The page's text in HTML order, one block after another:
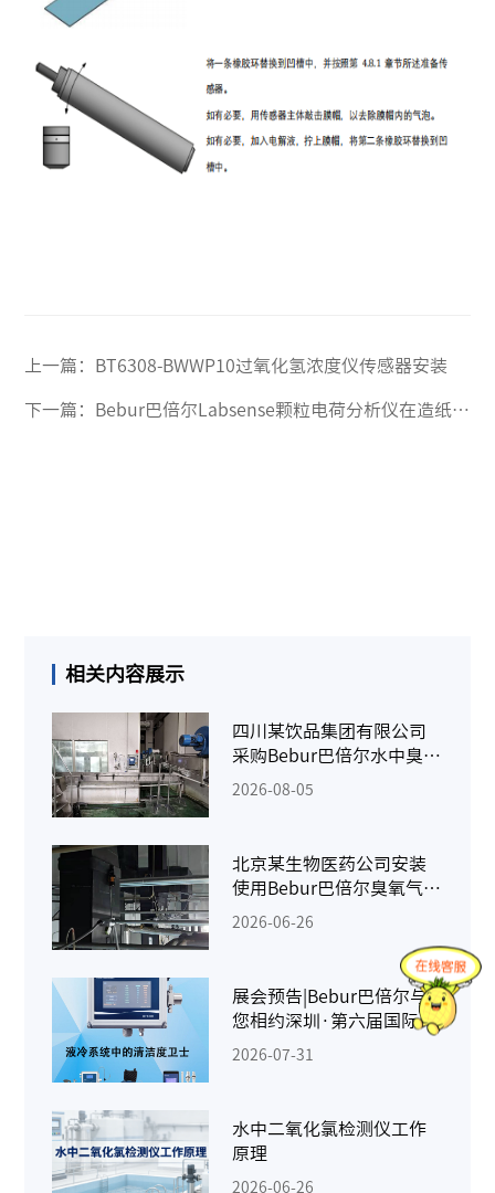
上一篇： BT6308-BWWP10过氧化氢浓度仪传感器安装
下一篇： Bebur巴倍尔Labsense颗粒电荷分析仪在造纸行业的应用
相关内容展示
四川某饮品集团有限公司
采购Bebur巴倍尔水中臭氧
检测仪
2026-08-05
北京某生物医药公司安装
使用Bebur巴倍尔臭氧气体
检测仪
2026-06-26
展会预告|Bebur巴倍尔与
您相约深圳·第六届国际
AIDC液冷供应链千人峰会
2026-07-31
水中二氧化氯检测仪工作
原理
2026-06-26